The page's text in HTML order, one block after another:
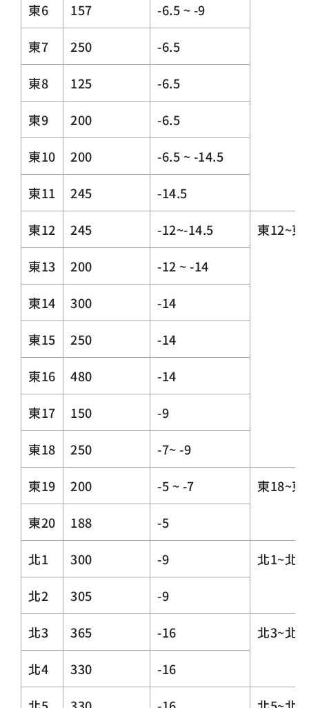
東6 157 -6.5 ~ -9
東7 250 -6.5
東8 125 -6.5
東9 200 -6.5
東10 200 -6.5 ~ -14.5
東11 245 -14.5
東12 245 -12~-14.5 東12~
東13 200 -12 ~ -14
東14 300 -14
東15 250 -14
東16 480 -14
東17 150 -9
東18 250 -7~ -9
東19 200 -5 ~ -7 東18~
東20 188 -5
北1 300 -9 北1~北2
北2 305 -9
北3 365 -16 北3~北4
北4 330 -16